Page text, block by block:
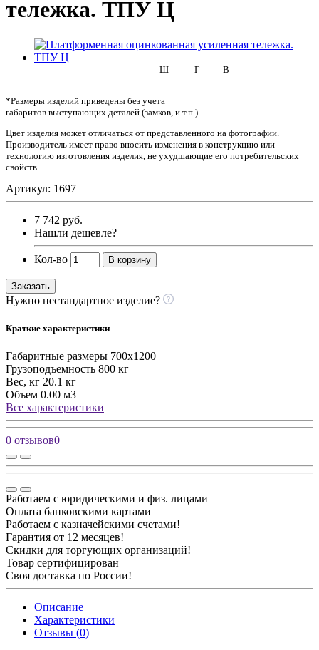
тележка. ТПУ Ц
Ш В
Г
*Размеры изделий приведены без учета
габаритов выступающих деталей (замков, и т.п.)
Цвет изделия может отличаться от представленного на фотографии.
Производитель имеет право вносить изменения в конструкцию или
технологию изготовления изделия, не ухудшающие его потребительских
свойств.
Артикул: 1697
7 742 руб.
Нашли дешевле?
Кол-во В корзину
Заказать
Нужно нестандартное изделие?
Краткие характеристики
Габаритные размеры 700х1200
Грузоподъемность 800 кг
Вес, кг 20.1 кг
Объем 0.00 м3
Все характеристики
0 отзывов0
Работаем с юридическими и физ. лицами
Оплата банковскими картами
Работаем с казначейскими счетами!
Гарантия от 12 месяцев!
Скидки для торгующих организаций!
Товар сертифицирован
Своя доставка по России!
Описание
Характеристики
Отзывы (0)